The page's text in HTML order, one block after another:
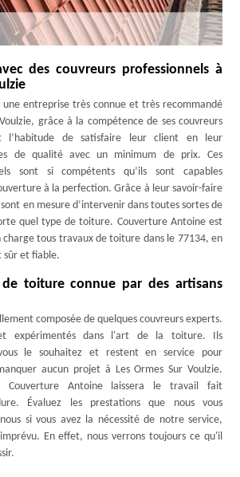
des couvreurs professionnels à
entreprise très connue et très recommandé
grâce à la compétence de ses couvreurs
l’habitude de satisfaire leur client en leur
de qualité avec un minimum de prix. Ces
sont si compétents qu’ils sont capables
à la perfection. Grâce à leur savoir-faire
en mesure d’intervenir dans toutes sortes de
quel type de toiture. Couverture Antoine est
tous travaux de toiture dans le 77134, en
sûr et fiable.
toiture connue par des artisans
composée de quelques couvreurs experts.
expérimentés dans l'art de la toiture. Ils
le souhaitez et restent en service pour
aucun projet à Les Ormes Sur Voulzie.
Couverture Antoine laissera le travail fait
Évaluez les prestations que nous vous
si vous avez la nécessité de notre service,
En effet, nous verrons toujours ce qu'il